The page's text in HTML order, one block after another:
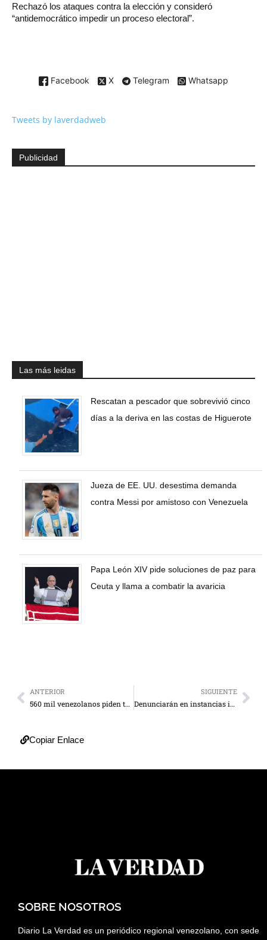
Rechazó los ataques contra la elección y consideró
“antidemocrático impedir un proceso electoral”.
Facebook X Telegram Whatsapp
Tweets by laverdadweb
Publicidad
Las más leidas
Rescatan a pescador que sobrevivió cinco
días a la deriva en las costas de Higuerote
Jueza de EE. UU. desestima demanda
contra Messi por amistoso con Venezuela
Papa León XIV pide soluciones de paz para
Ceuta y llama a combatir la avaricia
ANTERIOR
560 mil venezolanos piden tarjeta fronteriza a Colombia
SIGUIENTE
Denunciarán en instancias internacionales torturas a detenidos en el Zulia
Copiar Enlace
SOBRE NOSOTROS
Diario La Verdad es un periódico regional venezolano, con sede